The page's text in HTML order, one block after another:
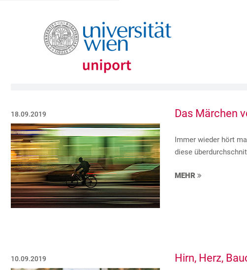
18.09.2019 Das Märchen
Immer wieder hört
diese
MEHR
10.09.2019 Hirn, Herz,